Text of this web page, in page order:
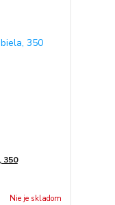
350
Nie je skladom